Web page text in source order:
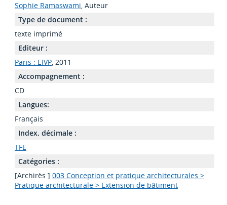
Sophie Ramaswami, Auteur
Type de document :
texte imprimé
Editeur :
Paris : EIVP, 2011
Accompagnement :
CD
Langues:
Français
Index. décimale :
TFE
Catégories :
[Archirès ] 003 Conception et pratique architecturales >
Pratique architecturale > Extension de bâtiment